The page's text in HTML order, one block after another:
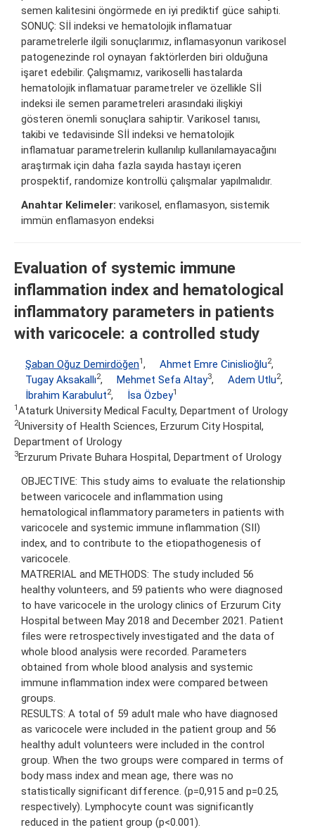
semen kalitesini öngörmede en iyi prediktif güce sahipti.
SONUÇ: Sİİ indeksi ve hematolojik inflamatuar
parametrelerle ilgili sonuçlarımız, inflamasyonun varikosel
patogenezinde rol oynayan faktörlerden biri olduğuna
işaret edebilir. Çalışmamız, varikoselli hastalarda
hematolojik inflamatuar parametreler ve özellikle Sİİ
indeksi ile semen parametreleri arasındaki ilişkiyi
gösteren önemli sonuçlara sahiptir. Varikosel tanısı,
takibi ve tedavisinde Sİİ indeksi ve hematolojik
inflamatuar parametrelerin kullanılıp kullanılamayacağını
araştırmak için daha fazla sayıda hastayı içeren
prospektif, randomize kontrollü çalışmalar yapılmalıdır.
Anahtar Kelimeler: varikosel, enflamasyon, sistemik
immün enflamasyon endeksi
Evaluation of systemic immune
inflammation index and hematological
inflammatory parameters in patients
with varicocele: a controlled study
Şaban Oğuz Demirdöğen1 , Ahmet Emre Cinislioğlu2,
Tugay Aksakallı2, Mehmet Sefa Altay3, Adem Utlu2,
İbrahim Karabulut2, İsa Özbey1
1 Ataturk University Medical Faculty, Department of Urology
2University of Health Sciences, Erzurum City Hospital,
Department of Urology
3Erzurum Private Buhara Hospital, Department of Urology
OBJECTIVE: This study aims to evaluate the relationship
between varicocele and inflammation using
hematological inflammatory parameters in patients with
varicocele and systemic immune inflammation (SII)
index, and to contribute to the etiopathogenesis of
varicocele.
MATRERIAL and METHODS: The study included 56
healthy volunteers, and 59 patients who were diagnosed
to have varicocele in the urology clinics of Erzurum City
Hospital between May 2018 and December 2021. Patient
files were retrospectively investigated and the data of
whole blood analysis were recorded. Parameters
obtained from whole blood analysis and systemic
immune inflammation index were compared between
groups.
RESULTS: A total of 59 adult male who have diagnosed
as varicocele were included in the patient group and 56
healthy adult volunteers were included in the control
group. When the two groups were compared in terms of
body mass index and mean age, there was no
statistically significant difference. (p=0,915 and p=0.25,
respectively). Lymphocyte count was significantly
reduced in the patient group (p<0.001).